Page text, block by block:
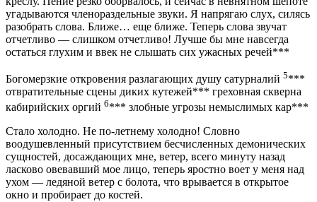
угадываются членораздельные звуки. Я напрягаю слух, силясь
разобрать слова. Ближе… еще ближе. Теперь слова звучат
отчетливо — слишком отчетливо! Лучше бы мне навсегда
остаться глухим и ввек не слышать сих ужасных речей***
Богомерзкие откровения разлагающих душу сатурналий 5***
отвратительные сцены диких кутежей*** греховная скверна
кабирийских оргий 6*** злобные угрозы немыслимых кар***
Стало холодно. Не по-летнему холодно! Словно
воодушевленный присутствием бесчисленных демонических
сущностей, досаждающих мне, ветер, всего минуту назад
ласково овевавший мое лицо, теперь яростно воет у меня над
ухом — ледяной ветер с болота, что врывается в открытое
окно и пробирает до костей.